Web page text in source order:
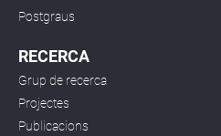
Postgraus
RECERCA
Grup de recerca
Projectes
Publicacions